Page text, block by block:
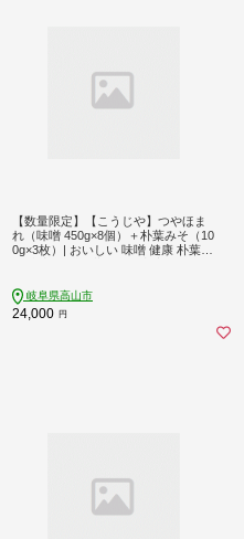
【数量限定】【こうじや】つやほま
れ（味噌 450g×8個）＋朴葉みそ（10
0g×3枚）| おいしい 味噌 健康 朴葉み
岐阜県高山市
24,000 円